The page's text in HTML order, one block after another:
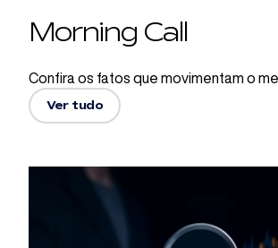
Morning Call
Confira os fatos que movimentam o
Ver tudo